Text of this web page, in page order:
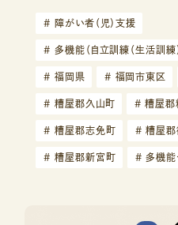
# 障がい者（児）支援
# 多機能（自立訓練（生活訓練
# 福岡県 # 福岡市東区
# 糟屋郡久山町 # 糟屋郡
# 糟屋郡志免町 # 糟屋郡
# 糟屋郡新宮町 # 多機能